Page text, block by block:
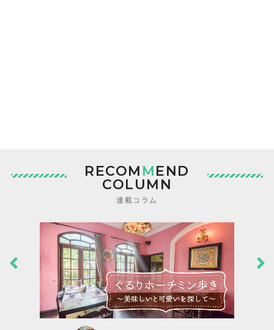
RECOM MEND
COLUMN
連載コラム